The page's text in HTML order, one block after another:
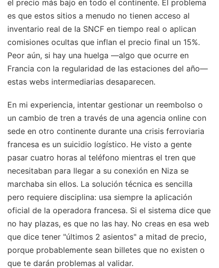
el precio más bajo en todo el continente. El problema
es que estos sitios a menudo no tienen acceso al
inventario real de la SNCF en tiempo real o aplican
comisiones ocultas que inflan el precio final un 15%.
Peor aún, si hay una huelga —algo que ocurre en
Francia con la regularidad de las estaciones del año—
estas webs intermediarias desaparecen.
En mi experiencia, intentar gestionar un reembolso o
un cambio de tren a través de una agencia online con
sede en otro continente durante una crisis ferroviaria
francesa es un suicidio logístico. He visto a gente
pasar cuatro horas al teléfono mientras el tren que
necesitaban para llegar a su conexión en Niza se
marchaba sin ellos. La solución técnica es sencilla
pero requiere disciplina: usa siempre la aplicación
oficial de la operadora francesa. Si el sistema dice que
no hay plazas, es que no las hay. No creas en esa web
que dice tener "últimos 2 asientos" a mitad de precio,
porque probablemente sean billetes que no existen o
que te darán problemas al validar.